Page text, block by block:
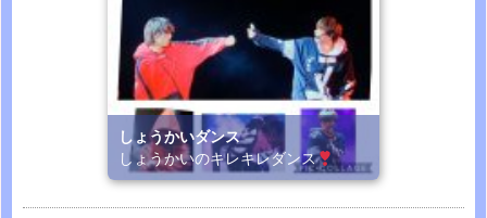
しょうかいダンス
しょうかいのキレキレダンス